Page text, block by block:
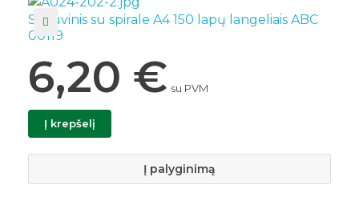
Sąsiuvinis su spirale A4 150 lapų langeliais ABC
00119
6,20 € su PVM
Į krepšelį
Į palyginimą